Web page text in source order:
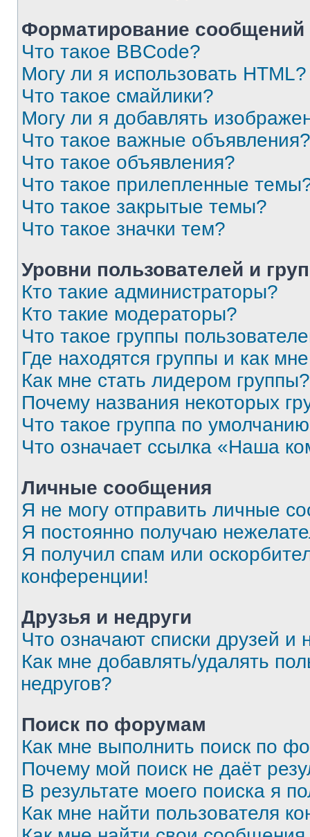
Форматирование
Что такое BBCode?
Могу ли я использовать HTML?
Что такое смайлики?
Могу ли я добавлять
Что такое важные объявления?
Что такое объявления?
Что такое прилепленные
Что такое закрытые темы?
Что такое значки тем?
Уровни пользователей и
Кто такие администраторы?
Кто такие модераторы?
Что такое группы
Где находятся группы и как
Как мне стать лидером группы?
Почему названия некоторых
Что такое группа по
Что означает ссылка «Наша
Личные сообщения
Я не могу отправить личные
Я постоянно получаю
Я получил спам или
конференции!
Друзья и недруги
Что означают списки друзей и
Как мне добавлять/удалять
недругов?
Поиск по форумам
Как мне выполнить поиск по
Почему мой поиск не даёт
В результате моего поиска я
Как мне найти пользователя